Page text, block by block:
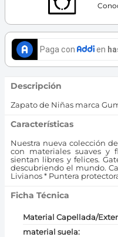
Descripción
Zapato de Niñas marca
Características
Nuestra nueva colección
con materiales suaves y
sientan libres y felices.
descubriendo el mundo.
Livianos * Puntera
Ficha Técnica
Material Capellada/
material suela: